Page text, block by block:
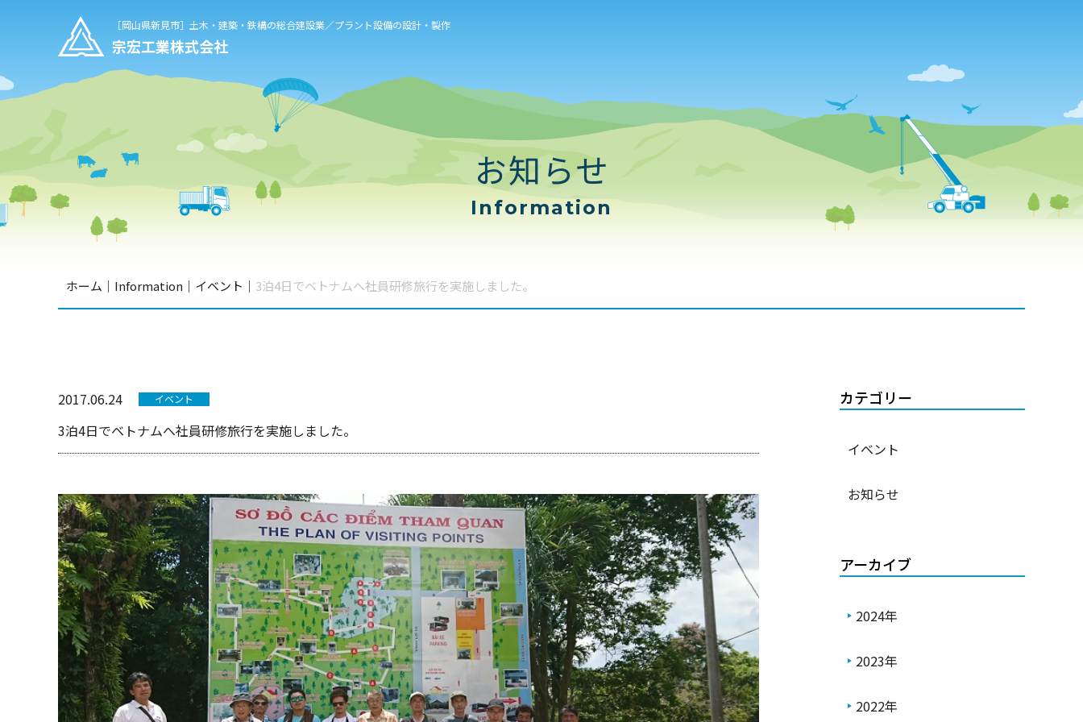
［岡山県新見市］ 土木・建築・鉄構の総合建設業／プラント設備の設計・製作
宗宏工業株式会社
お知らせ
Information
ホーム ｜ Information ｜ イベント ｜ 3泊4日でベトナムへ社員研修旅行を実施しました。
2017.06.24 イベント
3泊4日でベトナムへ社員研修旅行を実施しました。
カテゴリー
イベント
お知らせ
アーカイブ
2024年
2023年
2022年